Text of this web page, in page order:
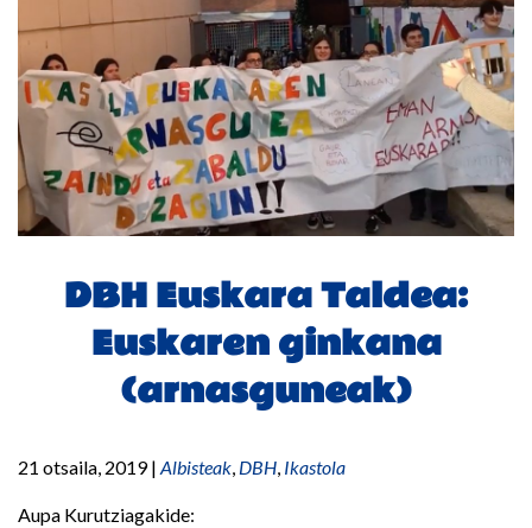
DBH Euskara Taldea:
Euskaren ginkana
(arnasguneak)
21 otsaila, 2019| Albisteak, DBH, Ikastola
Aupa Kurutziagakide: